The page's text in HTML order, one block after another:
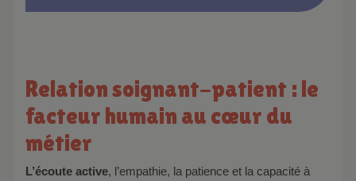
Relation soignant-patient : le
facteur humain au cœur du
métier
L’écoute active, l’empathie, la patience et la capacité à